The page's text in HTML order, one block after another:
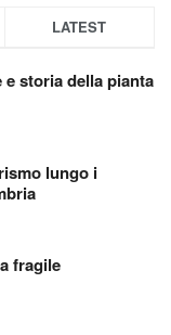
LATEST
e storia della pianta
lungo i
fragile